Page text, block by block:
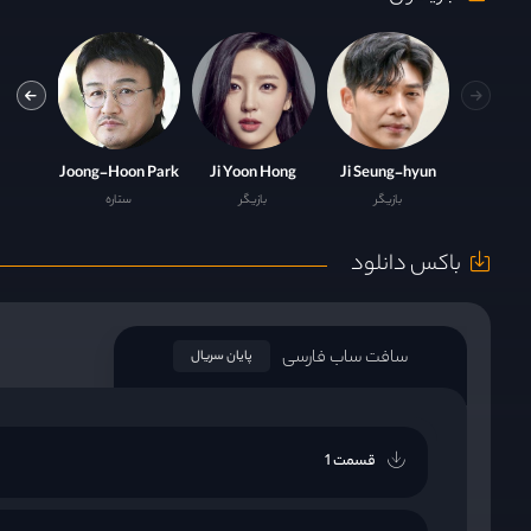
Ji Seung-hyun
بازیگر
Ji Yoon Hong
بازیگر
Joong-Hoon Park
ستاره
باکس دانلود
سافت ساب فارسی پایان سریال
قسمت 1